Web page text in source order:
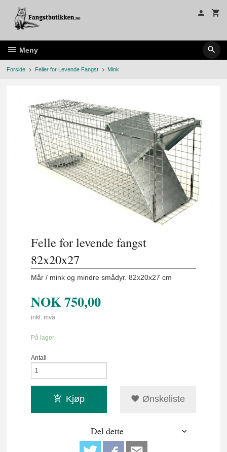
innholdet
Meny
Forside Feller for Levende Fangst Mink
Felle for levende fangst
82x20x27
Mår / mink og mindre smådyr. 82x20x27 cm
NOK750,00
inkl. mva.
På lager
Antall
Kjøp Ønskeliste
Del dette